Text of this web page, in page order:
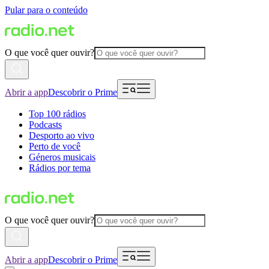
Pular para o conteúdo
O que você quer ouvir?
Abrir a appDescobrir o Prime
Top 100 rádios
Podcasts
Desporto ao vivo
Perto de você
Géneros musicais
Rádios por tema
O que você quer ouvir?
Abrir a appDescobrir o Prime